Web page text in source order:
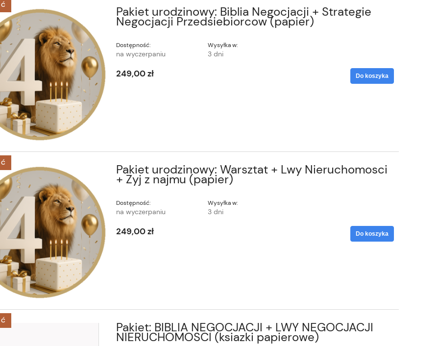
Pakiet urodzinowy: Biblia Negocjacji + Strategie
Negocjacji Przedsiebiorcow (papier)
Dostępność:
na wyczerpaniu
Wysyłka w:
3 dni
249,00 zł Do koszyka
Pakiet urodzinowy: Warsztat + Lwy Nieruchomosci
+ Zyj z najmu (papier)
Dostępność:
na wyczerpaniu
Wysyłka w:
3 dni
249,00 zł Do koszyka
Pakiet: BIBLIA NEGOCJACJI + LWY NEGOCJACJI
NIERUCHOMOSCI (ksiazki papierowe)